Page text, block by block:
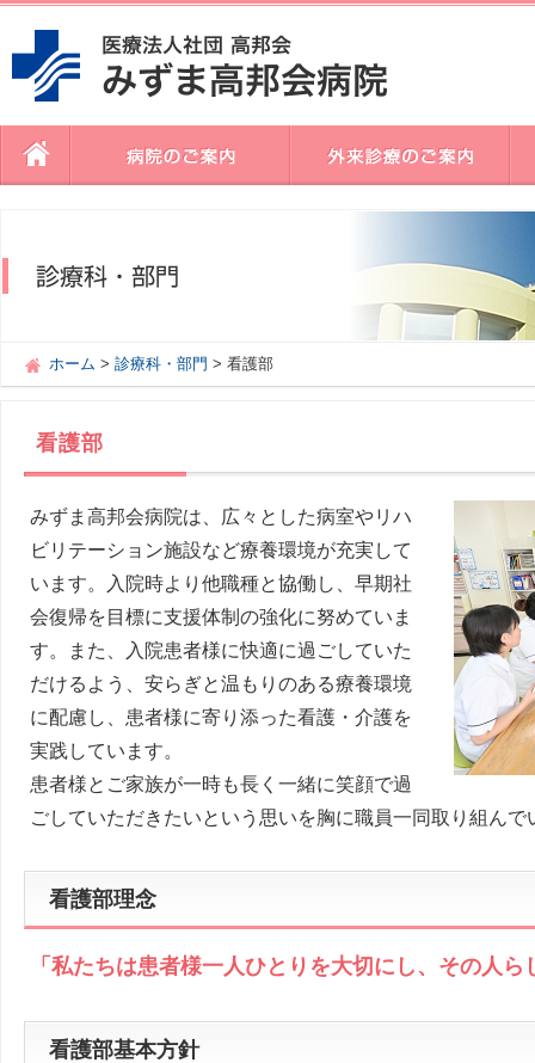
ホーム > 診療科・部門 > 看護部
看護部
みずま高邦会病院は、広々とした病室やリハ
ビリテーション施設など療養環境が充実して
います。入院時より他職種と協働し、早期社
会復帰を目標に支援体制の強化に努めていま
す。また、入院患者様に快適に過ごしていた
だけるよう、安らぎと温もりのある療養環境
に配慮し、患者様に寄り添った看護・介護を
実践しています。
患者様とご家族が一時も長く一緒に笑顔で過
ごしていただきたいという思いを胸に職員一同取り組んで
看護部理念
「私たちは患者様一人ひとりを大切にし、その人
看護部基本方針